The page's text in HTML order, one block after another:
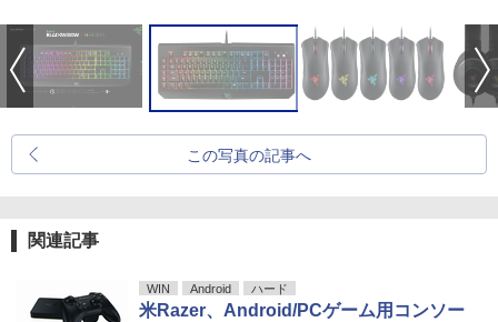
この写真の記事へ
関連記事
WIN Android ハード
米Razer、Android/PCゲーム用コンソー